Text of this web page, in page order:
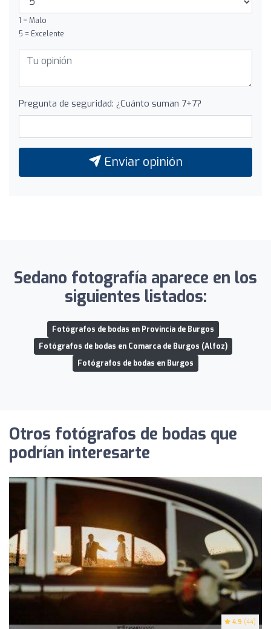
1 = Malo
5 = Excelente
Pregunta de seguridad: ¿Cuánto suman 7+7?
Enviar opinión
Sedano fotografía aparece en los
siguientes listados:
Fotógrafos de bodas en Provincia de Burgos
Fotógrafos de bodas en Comarca de Burgos (Alfoz)
Fotógrafos de bodas en Burgos
Otros fotógrafos de bodas que
podrían interesarte
4.9 (44)